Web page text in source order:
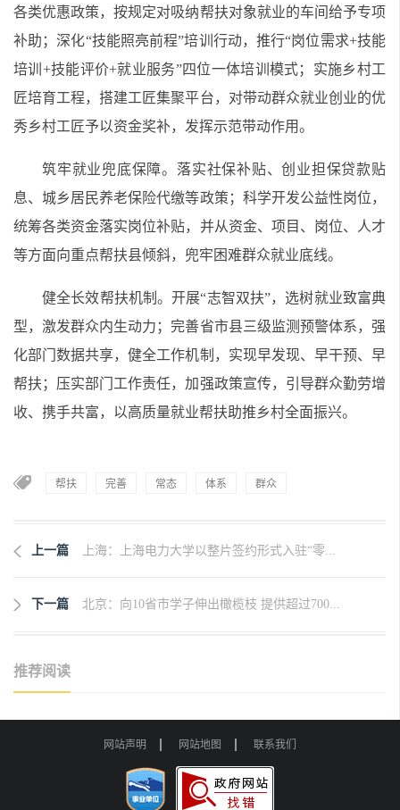
各类优惠政策，按规定对吸纳帮扶对象就业的车间给予专项
补助；深化“技能照亮前程”培训行动，推行“岗位需求+技能
培训+技能评价+就业服务”四位一体培训模式；实施乡村工
匠培育工程，搭建工匠集聚平台，对带动群众就业创业的优
秀乡村工匠予以资金奖补，发挥示范带动作用。
筑牢就业兜底保障。落实社保补贴、创业担保贷款贴
息、城乡居民养老保险代缴等政策；科学开发公益性岗位，
统筹各类资金落实岗位补贴，并从资金、项目、岗位、人才
等方面向重点帮扶县倾斜，兜牢困难群众就业底线。
健全长效帮扶机制。开展“志智双扶”，选树就业致富典
型，激发群众内生动力；完善省市县三级监测预警体系，强
化部门数据共享，健全工作机制，实现早发现、早干预、早
帮扶；压实部门工作责任，加强政策宣传，引导群众勤劳增
收、携手共富，以高质量就业帮扶助推乡村全面振兴。
帮扶 完善 常态 体系 群众
上一篇 上海：上海电力大学以整片签约形式入驻“零...
下一篇 北京：向10省市学子伸出橄榄枝 提供超过700...
推荐阅读
网站声明 网站地图 联系我们